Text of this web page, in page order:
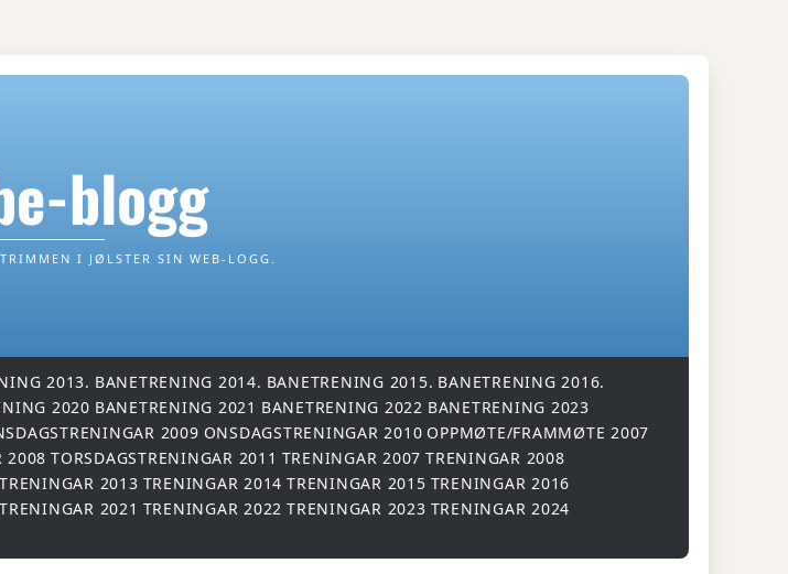
blogg
I JØLSTER SIN WEB-LOGG.
2013. BANETRENING 2014. BANETRENING 2015. BANETRENING 2016.
2020 BANETRENING 2021 BANETRENING 2022 BANETRENING 2023
2009 ONSDAGSTRENINGAR 2010 OPPMØTE/FRAMMØTE 2007
2008 TORSDAGSTRENINGAR 2011 TRENINGAR 2007 TRENINGAR 2008
TRENINGAR 2013 TRENINGAR 2014 TRENINGAR 2015 TRENINGAR 2016
TRENINGAR 2021 TRENINGAR 2022 TRENINGAR 2023 TRENINGAR 2024